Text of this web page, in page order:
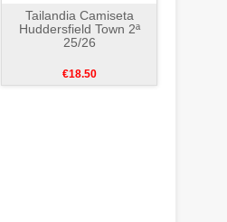
Tailandia Camiseta
Huddersfield Town 2ª
25/26
€18.50